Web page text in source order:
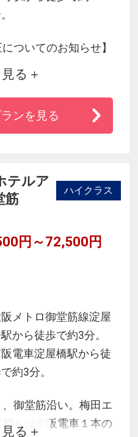
ついてのお知らせ】
宿泊税の課税変更に伴
ントにてチェックイン
きます。
る
ンを見る
テルア
筋
ハイクラス
円～72,500円
メトロ御堂筋線淀屋
から徒歩で約3分。
電車淀屋橋駅から徒
約3分。
御堂筋沿い。梅田エ
へは京阪電車１本の
る